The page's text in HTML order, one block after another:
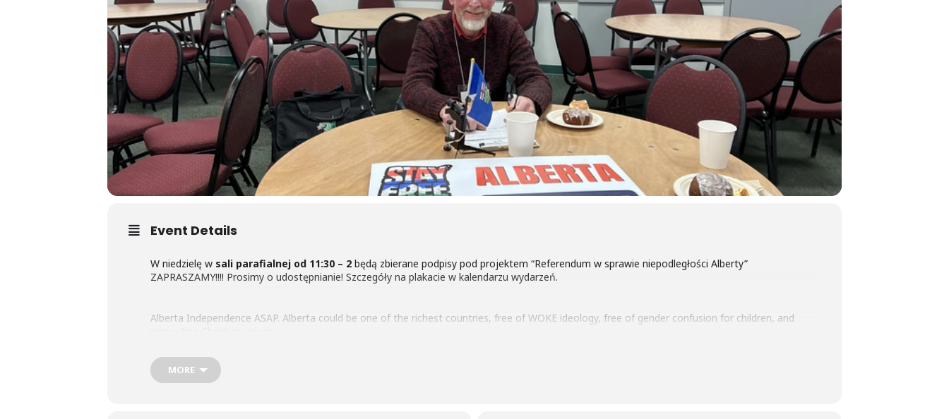
Event Details
W niedzielę w sali parafialnej od 11:30 – 2 będą zbierane podpisy pod projektem “Referendum w sprawie niepodległości Alberty”
ZAPRASZAMY!!!! Prosimy o udostępnianie! Szczegóły na plakacie w kalendarzu wydarzeń.
Alberta Independence ASAP. Alberta could be one of the richest countries, free of WOKE ideology, free of gender confusion for children, and
Also:
On behalf ofStayFreeAlberta
MORE